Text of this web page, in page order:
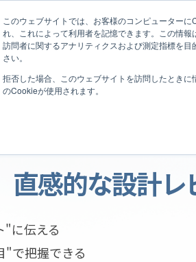
このウェブサイトでは、お客様のコンピューター
れ、これによって利用者を記憶できます。この情
訪問者に関するアナリティクスおよび測定指標を
さい。
拒否した場合、このウェブサイトを訪問したとき
のCookieが使用されます。
特長 バージ
感的な設計レ
"に伝える
"で把握できる